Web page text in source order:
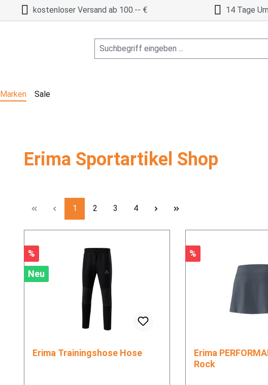
kostenloser Versand ab 100.-- € 14 Tage
Marken Sale
Erima Sportartikel Shop
Seite
1 Seite
2 Seite
3 Seite
4
Rabatt
%
Neu
Erima Trainingshose Hose
Rabatt
%
Erima PERFORMANCE skirt
Rock